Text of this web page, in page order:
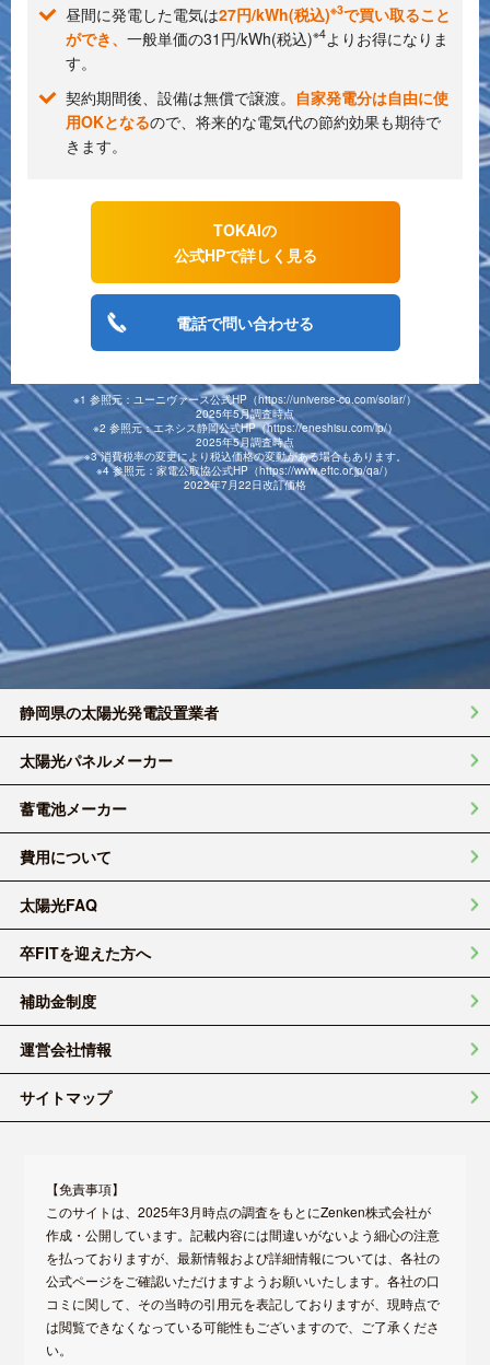
昼間に発電した電気は27円/kWh(税込)※3で買い取ること
ができ、 一般単価の31円/kWh(税込)※4よりお得になりま
す。
契約期間後、設備は無償で譲渡。 自家発電分は自由に使
用OKとなるので、将来的な電気代の節約効果も期待で
きます。
TOKAIの
公式HPで詳しく見る
電話で問い合わせる
※1 参照元：ユーニヴァース公式HP（https://universe-co.com/solar/）
2025年5月調査時点
※2 参照元：エネシス静岡公式HP（https://eneshisu.com/lp/）
2025年5月調査時点
※3 消費税率の変更により税込価格の変動がある場合もあります。
※4 参照元：家電公取協公式HP（https://www.eftc.or.jp/qa/）
2022年7月22日改訂価格
静岡県の太陽光発電設置業者
太陽光パネルメーカー
蓄電池メーカー
費用について
太陽光FAQ
卒FITを迎えた方へ
補助金制度
運営会社情報
サイトマップ
【免責事項】
このサイトは、2025年3月時点の調査をもとにZenken株式会社が
作成・公開しています。記載内容には間違いがないよう細心の注意
を払っておりますが、最新情報および詳細情報については、各社の
公式ページをご確認いただけますようお願いいたします。各社の口
コミに関して、その当時の引用元を表記しておりますが、現時点で
は閲覧できなくなっている可能性もございますので、ご了承くださ
い。